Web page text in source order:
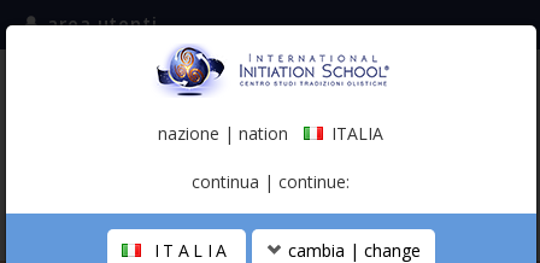
iscriviti alla mailing list
(italiano)
area utenti
nazione | nation ITALIA
continua | continue:
ITALIA cambia | change